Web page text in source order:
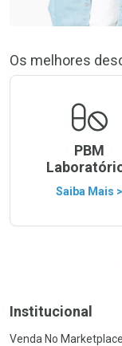
Os melhores
PBM
Saiba Mais >
Institucional
Venda No Marketplace